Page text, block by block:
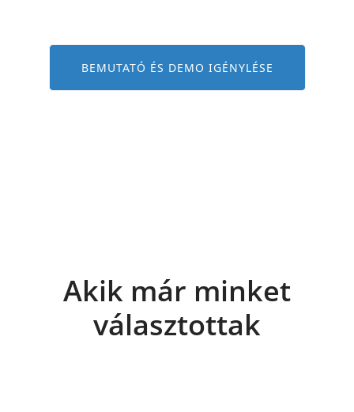
BEMUTATÓ ÉS DEMO IGÉNYLÉSE
Akik már minket
választottak